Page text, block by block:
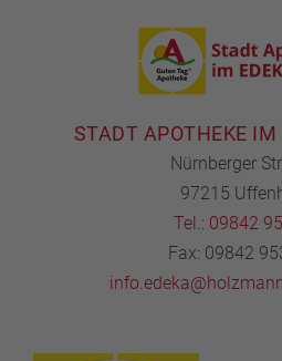
STADT APOTHEKE
Nürnberger
97215
Tel.: 09842
Fax: 09842